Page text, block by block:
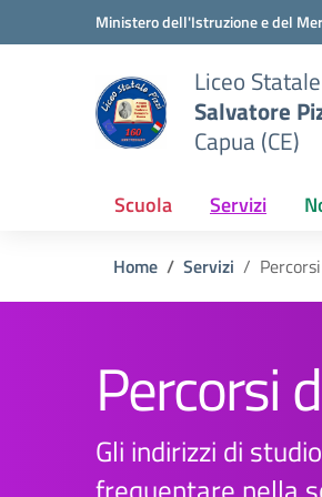
Vai ai contenuti
Vai al menu di navigazioneMinistero dell'Istruzione e del
Liceo Statale
Salvatore
Capua (CE)
Scuola Servizi
Home Servizi
Percorsi
Gli indirizzi di